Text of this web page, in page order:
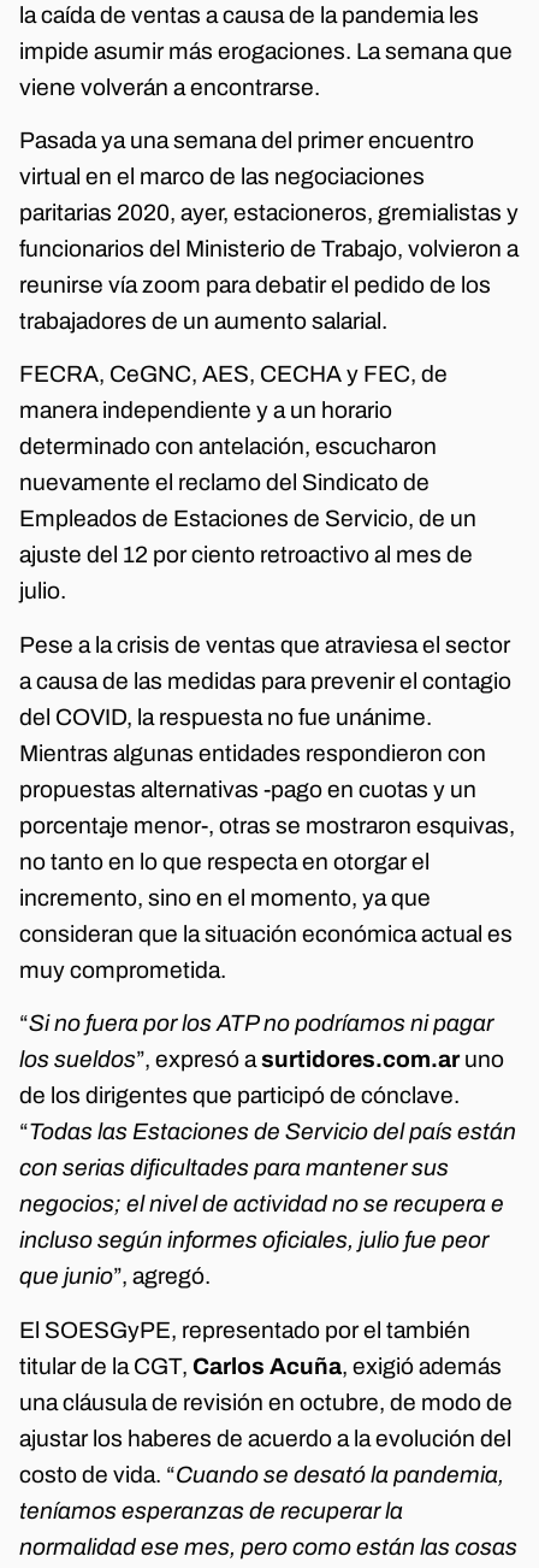
la caída de ventas a causa de la pandemia les
impide asumir más erogaciones. La semana que
viene volverán a encontrarse.
Pasada ya una semana del primer encuentro
virtual en el marco de las negociaciones
paritarias 2020, ayer, estacioneros, gremialistas y
funcionarios del Ministerio de Trabajo, volvieron a
reunirse vía zoom para debatir el pedido de los
trabajadores de un aumento salarial.
FECRA, CeGNC, AES, CECHA y FEC, de
manera independiente y a un horario
determinado con antelación, escucharon
nuevamente el reclamo del Sindicato de
Empleados de Estaciones de Servicio, de un
ajuste del 12 por ciento retroactivo al mes de
julio.
Pese a la crisis de ventas que atraviesa el sector
a causa de las medidas para prevenir el contagio
del COVID, la respuesta no fue unánime.
Mientras algunas entidades respondieron con
propuestas alternativas -pago en cuotas y un
porcentaje menor-, otras se mostraron esquivas,
no tanto en lo que respecta en otorgar el
incremento, sino en el momento, ya que
consideran que la situación económica actual es
muy comprometida.
“Si no fuera por los ATP no podríamos ni pagar
los sueldos”, expresó asurtidores.com.aruno
de los dirigentes que participó de cónclave.
“Todas las Estaciones de Servicio del país están
con serias dificultades para mantener sus
negocios; el nivel de actividad no se recupera e
incluso según informes oficiales, julio fue peor
que junio”, agregó.
El SOESGyPE, representado por el también
titular de la CGT, Carlos Acuña, exigió además
una cláusula de revisión en octubre, de modo de
ajustar los haberes de acuerdo a la evolución del
costo de vida. “Cuando se desató la pandemia,
teníamos esperanzas de recuperar la
normalidad ese mes, pero como están las cosas